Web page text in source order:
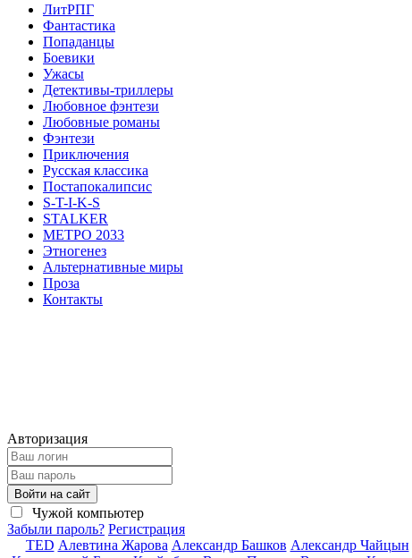
ЛитРПГ
Фантастика
Попаданцы
Боевики
Ужасы
Детективы-триллеры
Любовное фэнтези
Любовные романы
Фэнтези
Приключения
Русская классика
Постапокалипсис
S-T-I-K-S
STALKER
МЕТРО 2033
Этногенез
Альтернативные миры
Проза
Контакты
Авторизация
Войти на сайт
Чужой компьютер
Забыли пароль? Регистрация
TED Алевтина Жарова Александр Башков Александр Чайцын